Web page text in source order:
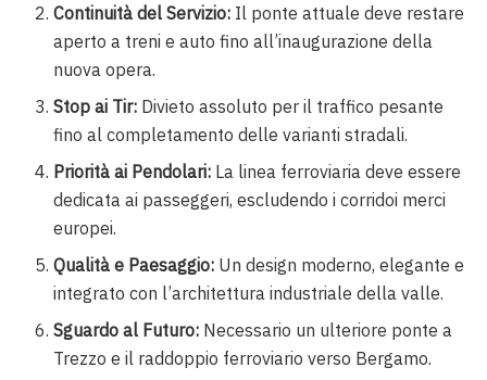
Continuità del Servizio: Il ponte attuale deve restare
aperto a treni e auto fino all’inaugurazione della
nuova opera.
Stop ai Tir: Divieto assoluto per il traffico pesante
fino al completamento delle varianti stradali.
Priorità ai Pendolari: La linea ferroviaria deve essere
dedicata ai passeggeri, escludendo i corridoi merci
europei.
Qualità e Paesaggio: Un design moderno, elegante e
integrato con l’architettura industriale della valle.
Sguardo al Futuro: Necessario un ulteriore ponte a
Trezzo e il raddoppio ferroviario verso Bergamo.